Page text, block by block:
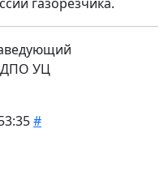
ДПО УЦ
#